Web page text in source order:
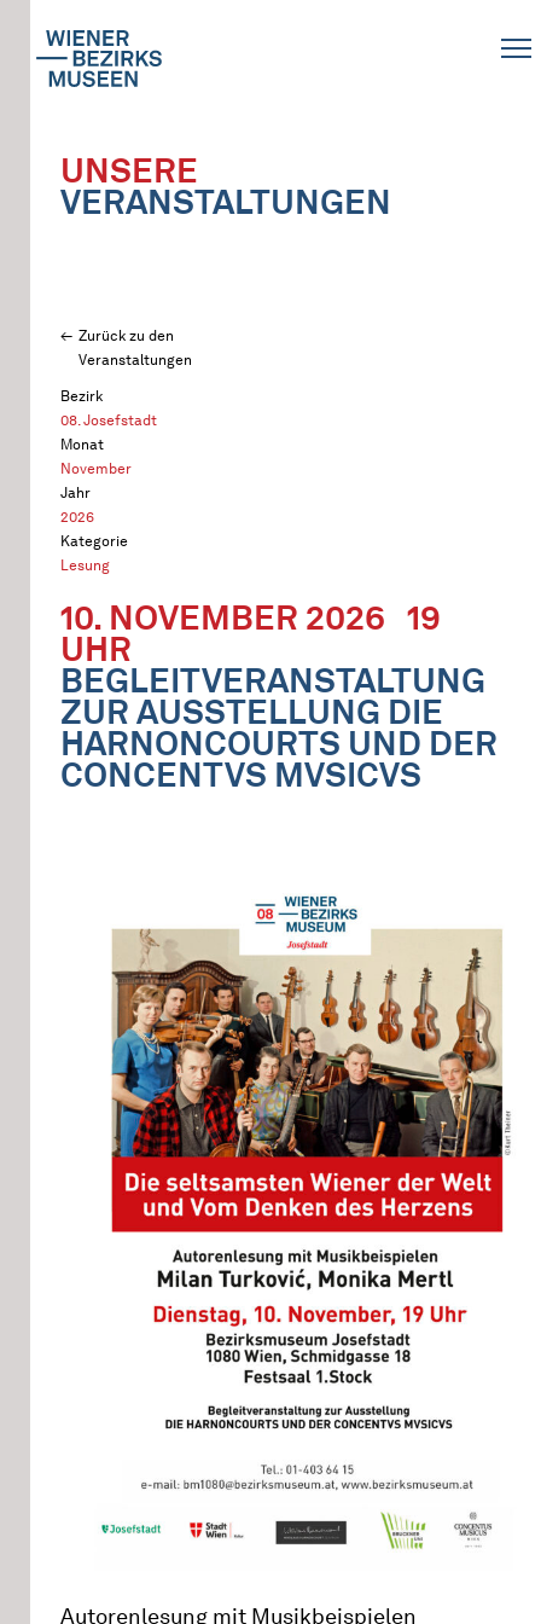
UNSERE
VERANSTALTUNGEN
Zurück zu den
Veranstaltungen
Bezirk
08. Josefstadt
Monat
November
Jahr
2026
Kategorie
Lesung
10. NOVEMBER 2026 19
UHR
BEGLEITVERANSTALTUNG
ZUR AUSSTELLUNG DIE
HARNONCOURTS UND DER
CONCENTVS MVSICVS
Autorenlesung mit Musikbeispielen